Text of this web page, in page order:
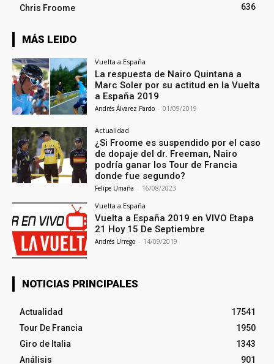
Chris Froome
636
MÁS LEIDO
Vuelta a España
La respuesta de Nairo Quintana a
Marc Soler por su actitud en la Vuelta
a España 2019
Andrés Álvarez Pardo - 01/09/2019
Actualidad
¿Si Froome es suspendido por el caso
de dopaje del dr. Freeman, Nairo
podría ganar los Tour de Francia
donde fue segundo?
Felipe Umaña - 16/08/2023
Vuelta a España
Vuelta a España 2019 en VIVO Etapa
21 Hoy 15 De Septiembre
Andrés Urrego - 14/09/2019
NOTICIAS PRINCIPALES
Actualidad
17541
Tour De Francia
1950
Giro de Italia
1343
Análisis
901